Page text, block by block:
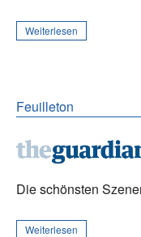
Weiterlesen
Feuilleton
Die schönsten
Weiterlesen